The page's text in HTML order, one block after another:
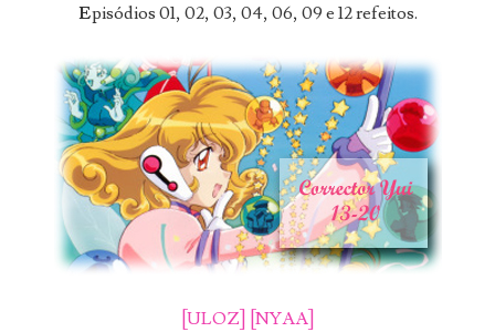
Episódios 01, 02, 03, 04, 06, 09 e 12 refeitos.
[ULOZ] [NYAA]